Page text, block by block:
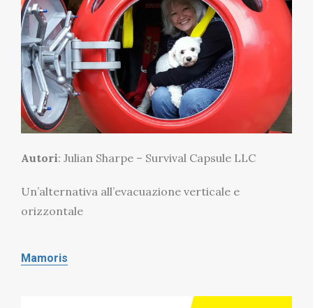
Autori: Julian Sharpe – Survival Capsule LLC
Un’alternativa all’evacuazione verticale e
orizzontale
Mamoris